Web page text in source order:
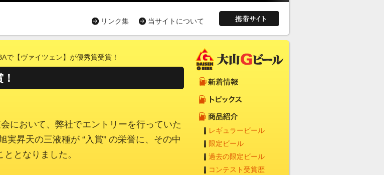
当サイトについて
リンク集
で【ヴァイツェン】が優秀賞受賞！
において、弊社でエントリーを行っていた
昇天の三液種が “入賞” の栄誉に、その中
となりました。
レギュラービール
限定ビール
過去の限定ビール
コンテスト受賞歴